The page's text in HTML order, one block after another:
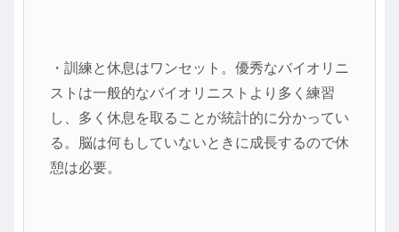
・訓練と休息はワンセット。優秀なバイオリニ
ストは一般的なバイオリニストより多く練習
し、多く休息を取ることが統計的に分かってい
る。脳は何もしていないときに成長するので休
憩は必要。